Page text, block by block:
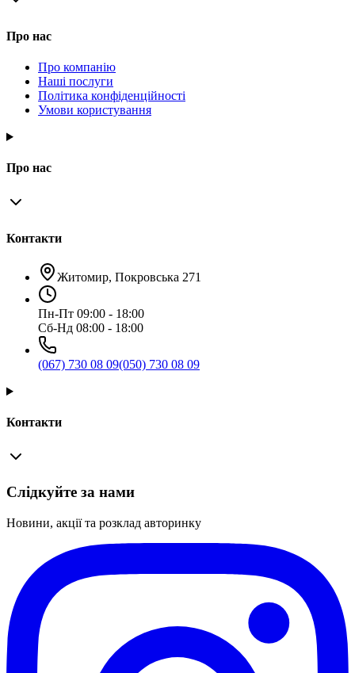
Про нас
Про компанію
Наші послуги
Політика конфіденційності
Умови користування
Про нас
Контакти
Житомир, Покровська 271
Пн-Пт 09:00 - 18:00
Сб-Нд 08:00 - 18:00
(067) 730 08 09(050) 730 08 09
Контакти
Слідкуйте за нами
Новини, акції та розклад авторинку